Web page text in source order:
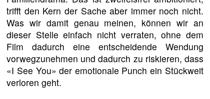
trifft den Kern der Sache aber immer noch nicht.
Was wir damit genau meinen, können wir an
dieser Stelle einfach nicht verraten, ohne dem
Film dadurch eine entscheidende Wendung
vorwegzunehmen und dadurch zu riskieren, dass
«I See You» der emotionale Punch ein Stückweit
verloren geht.